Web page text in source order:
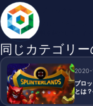
同じカテゴリー
ブロ
とは